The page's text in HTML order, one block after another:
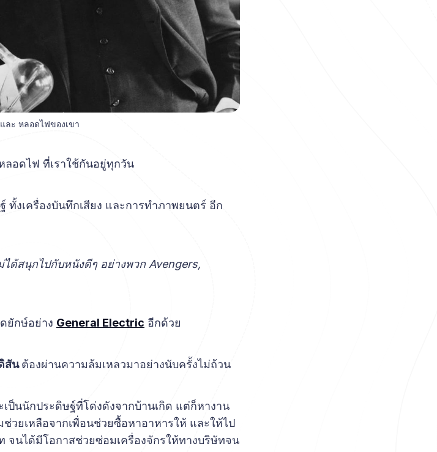
ละ หลอดไฟของเขา
ลอดไฟ ที่เราใช้กันอยู่ทุกวัน
ทั้งเครื่องบันทึกเสียง และการทำภาพยนตร์ อีก
ด้สนุกไปกับหนังดีๆ อย่างพวก Avengers,
ยักษ์อย่าง General Electric อีกด้วย
สันต้องผ่านความล้มเหลวมาอย่างนับครั้งไม่ถ้วน
เป็นนักประดิษฐ์ที่โด่งดังจากบ้านเกิด แต่ก็หางาน
วยเหลือจากเพื่อนช่วยซื้อหาอาหารให้ และให้ไป
จนได้มีโอกาสช่วยซ่อมเครื่องจักรให้ทางบริษัทจน